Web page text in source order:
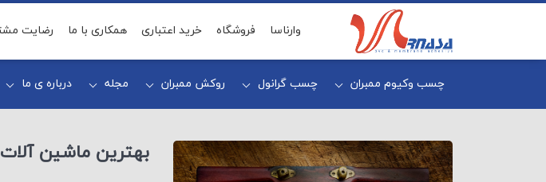
وارناسا فروشگاه خرید اعتباری همکاری با ما رضایت
چسب وکیوم ممبران چسب گرانول روکش ممبران مجله درباره ی ما
بهترین ماشین